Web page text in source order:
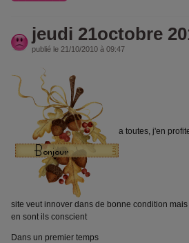
jeudi 21octobre
publié le 21/10/2010 à 09:47
a toutes, j'en
site veut innover dans de bonne condition
en sont ils conscient
Dans un premier temps